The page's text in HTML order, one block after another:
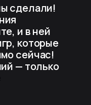
сделали!
и в ней
которые
сейчас!
— только